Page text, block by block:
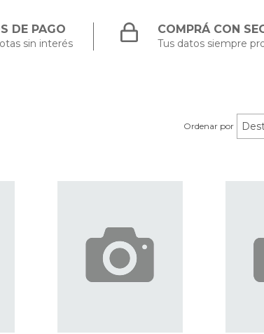
DE PAGO
sin interés
COMPRÁ CON
Tus datos siempre
Ordenar por